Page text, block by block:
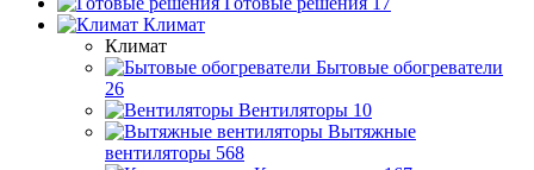
Климат
Климат
Бытовые обогреватели
26
Вентиляторы 10
Вытяжные
вентиляторы 568